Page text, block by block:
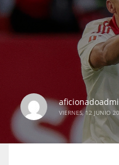
VIERNES, 12 JUNIO